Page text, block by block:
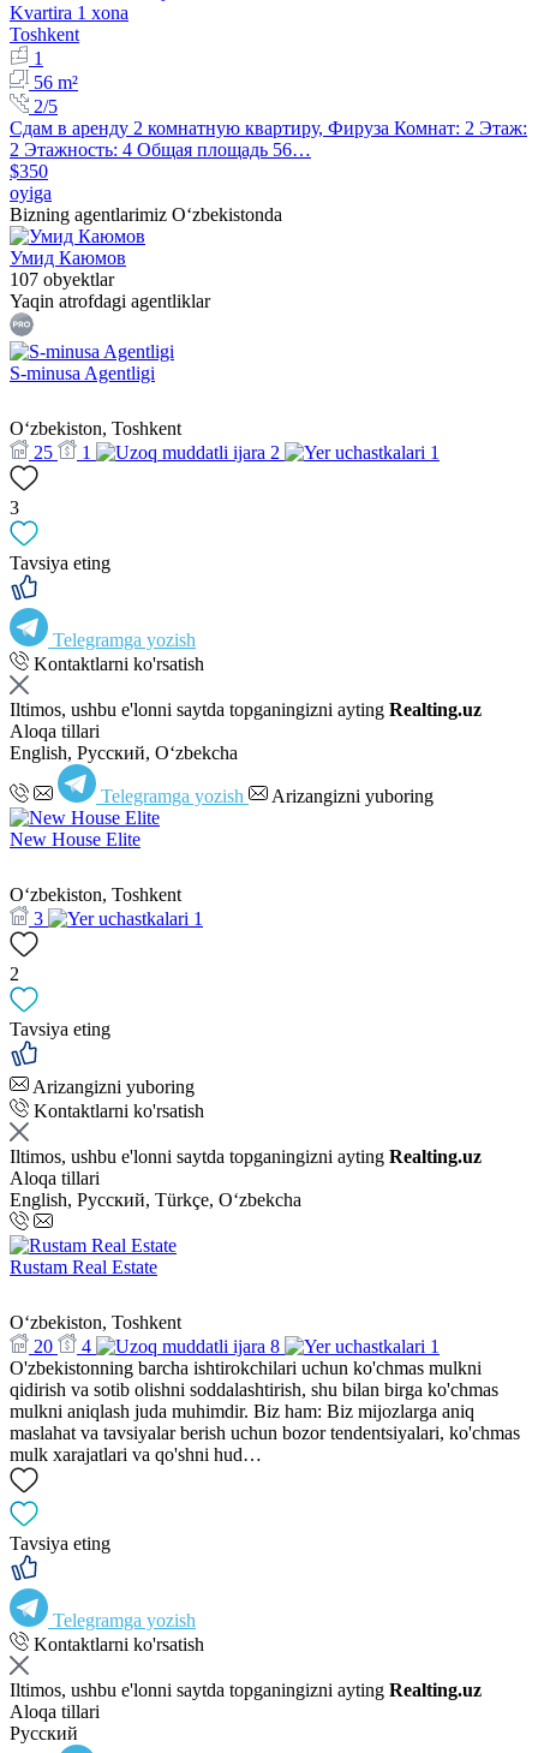
Kvartira 1 xona
Toshkent
1
56 m²
2/5
Сдам в аренду 2 комнатную квартиру, Фируза Комнат: 2 Этаж:
2 Этажность: 4 Общая площадь 56…
$350
oyiga
Bizning agentlarimiz O‘zbekistonda
Умид Каюмов
107 obyektlar
Yaqin atrofdagi agentliklar
S-minusa Agentligi
Oʻzbekiston, Toshkent
25
1 2 1
3
Tavsiya eting
Telegramga yozish
Kontaktlarni ko'rsatish
Iltimos, ushbu e'lonni saytda topganingizni ayting Realting.uz
Aloqa tillari
English, Русский, Oʻzbekcha
Telegramga yozish Arizangizni yuboring
New House Elite
Oʻzbekiston, Toshkent
3
1
2
Tavsiya eting
Arizangizni yuboring
Kontaktlarni ko'rsatish
Iltimos, ushbu e'lonni saytda topganingizni ayting Realting.uz
Aloqa tillari
English, Русский, Türkçe, Oʻzbekcha
Rustam Real Estate
Oʻzbekiston, Toshkent
20
4 8
1
O'zbekistonning barcha ishtirokchilari uchun ko'chmas mulkni
qidirish va sotib olishni soddalashtirish, shu bilan birga ko'chmas
mulkni aniqlash juda muhimdir. Biz ham: Biz mijozlarga aniq
maslahat va tavsiyalar berish uchun bozor tendentsiyalari, ko'chmas
mulk xarajatlari va qo'shni hud…
Tavsiya eting
Telegramga yozish
Kontaktlarni ko'rsatish
Iltimos, ushbu e'lonni saytda topganingizni ayting Realting.uz
Aloqa tillari
Русский